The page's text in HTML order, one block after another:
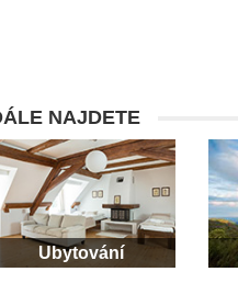
NAJDETE
Ubytování